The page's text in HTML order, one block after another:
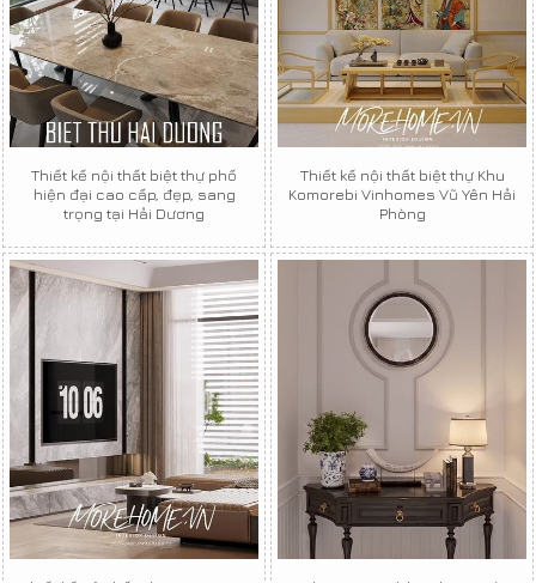
Thiết kế nội thất biệt thự phố
hiện đại cao cấp, đẹp, sang
trọng tại Hải Dương
Thiết kế nội thất biệt thự Khu
Komorebi Vinhomes Vũ Yên Hải
Phòng